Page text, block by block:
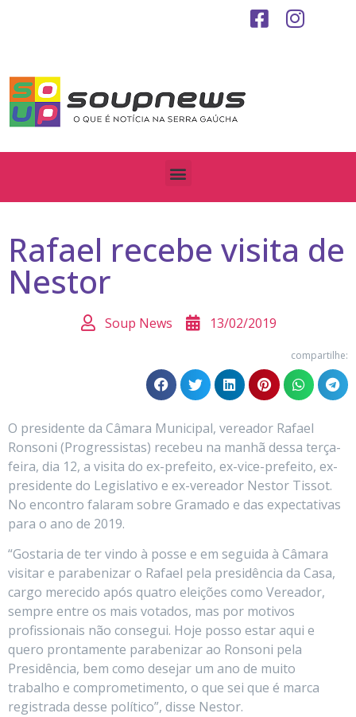
Rafael recebe visita de
Nestor
Soup News 13/02/2019
compartilhe:
O presidente da Câmara Municipal, vereador Rafael
Ronsoni (Progressistas) recebeu na manhã dessa terça-
feira, dia 12, a visita do ex-prefeito, ex-vice-prefeito, ex-
presidente do Legislativo e ex-vereador Nestor Tissot.
No encontro falaram sobre Gramado e das expectativas
para o ano de 2019.
“Gostaria de ter vindo à posse e em seguida à Câmara
visitar e parabenizar o Rafael pela presidência da Casa,
cargo merecido após quatro eleições como Vereador,
sempre entre os mais votados, mas por motivos
profissionais não consegui. Hoje posso estar aqui e
quero prontamente parabenizar ao Ronsoni pela
Presidência, bem como desejar um ano de muito
trabalho e comprometimento, o que sei que é marca
registrada desse político”, disse Nestor.